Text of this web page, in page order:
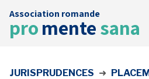
Association romande
promentesana
News
JURISPRUDENCES ➜